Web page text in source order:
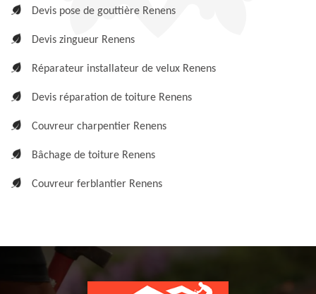
Devis pose de gouttière Renens
Devis zingueur Renens
Réparateur installateur de velux Renens
Devis réparation de toiture Renens
Couvreur charpentier Renens
Bâchage de toiture Renens
Couvreur ferblantier Renens